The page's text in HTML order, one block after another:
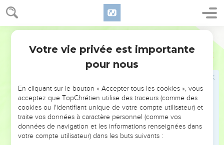
Galates 5
nature humaine. Ils sont opposés entre eux, de sorte que
vous ne pouvez pas faire ce que vous voudriez.
pas sous la loi.
Les œuvres de la nature humaine sont évidentes : ce sont
l'idolâtrie, la magie, les haines, les querelles, les jalousies,
les colères, les rivalités, les divisions, les sectes,
l'envie, [les meurtres, ] l'ivrognerie, les excès de table et
les choses semblables. Je vous préviens, comme je l'ai déjà
Votre vie privée est importante
pour nous
En cliquant sur le bouton « Accepter tous les cookies », vous
acceptez que TopChrétien utilise des traceurs (comme des
cookies ou l'identifiant unique de votre compte utilisateur) et
traite vos données à caractère personnel (comme vos
données de navigation et les informations renseignées dans
votre compte utilisateur) dans les buts suivants :